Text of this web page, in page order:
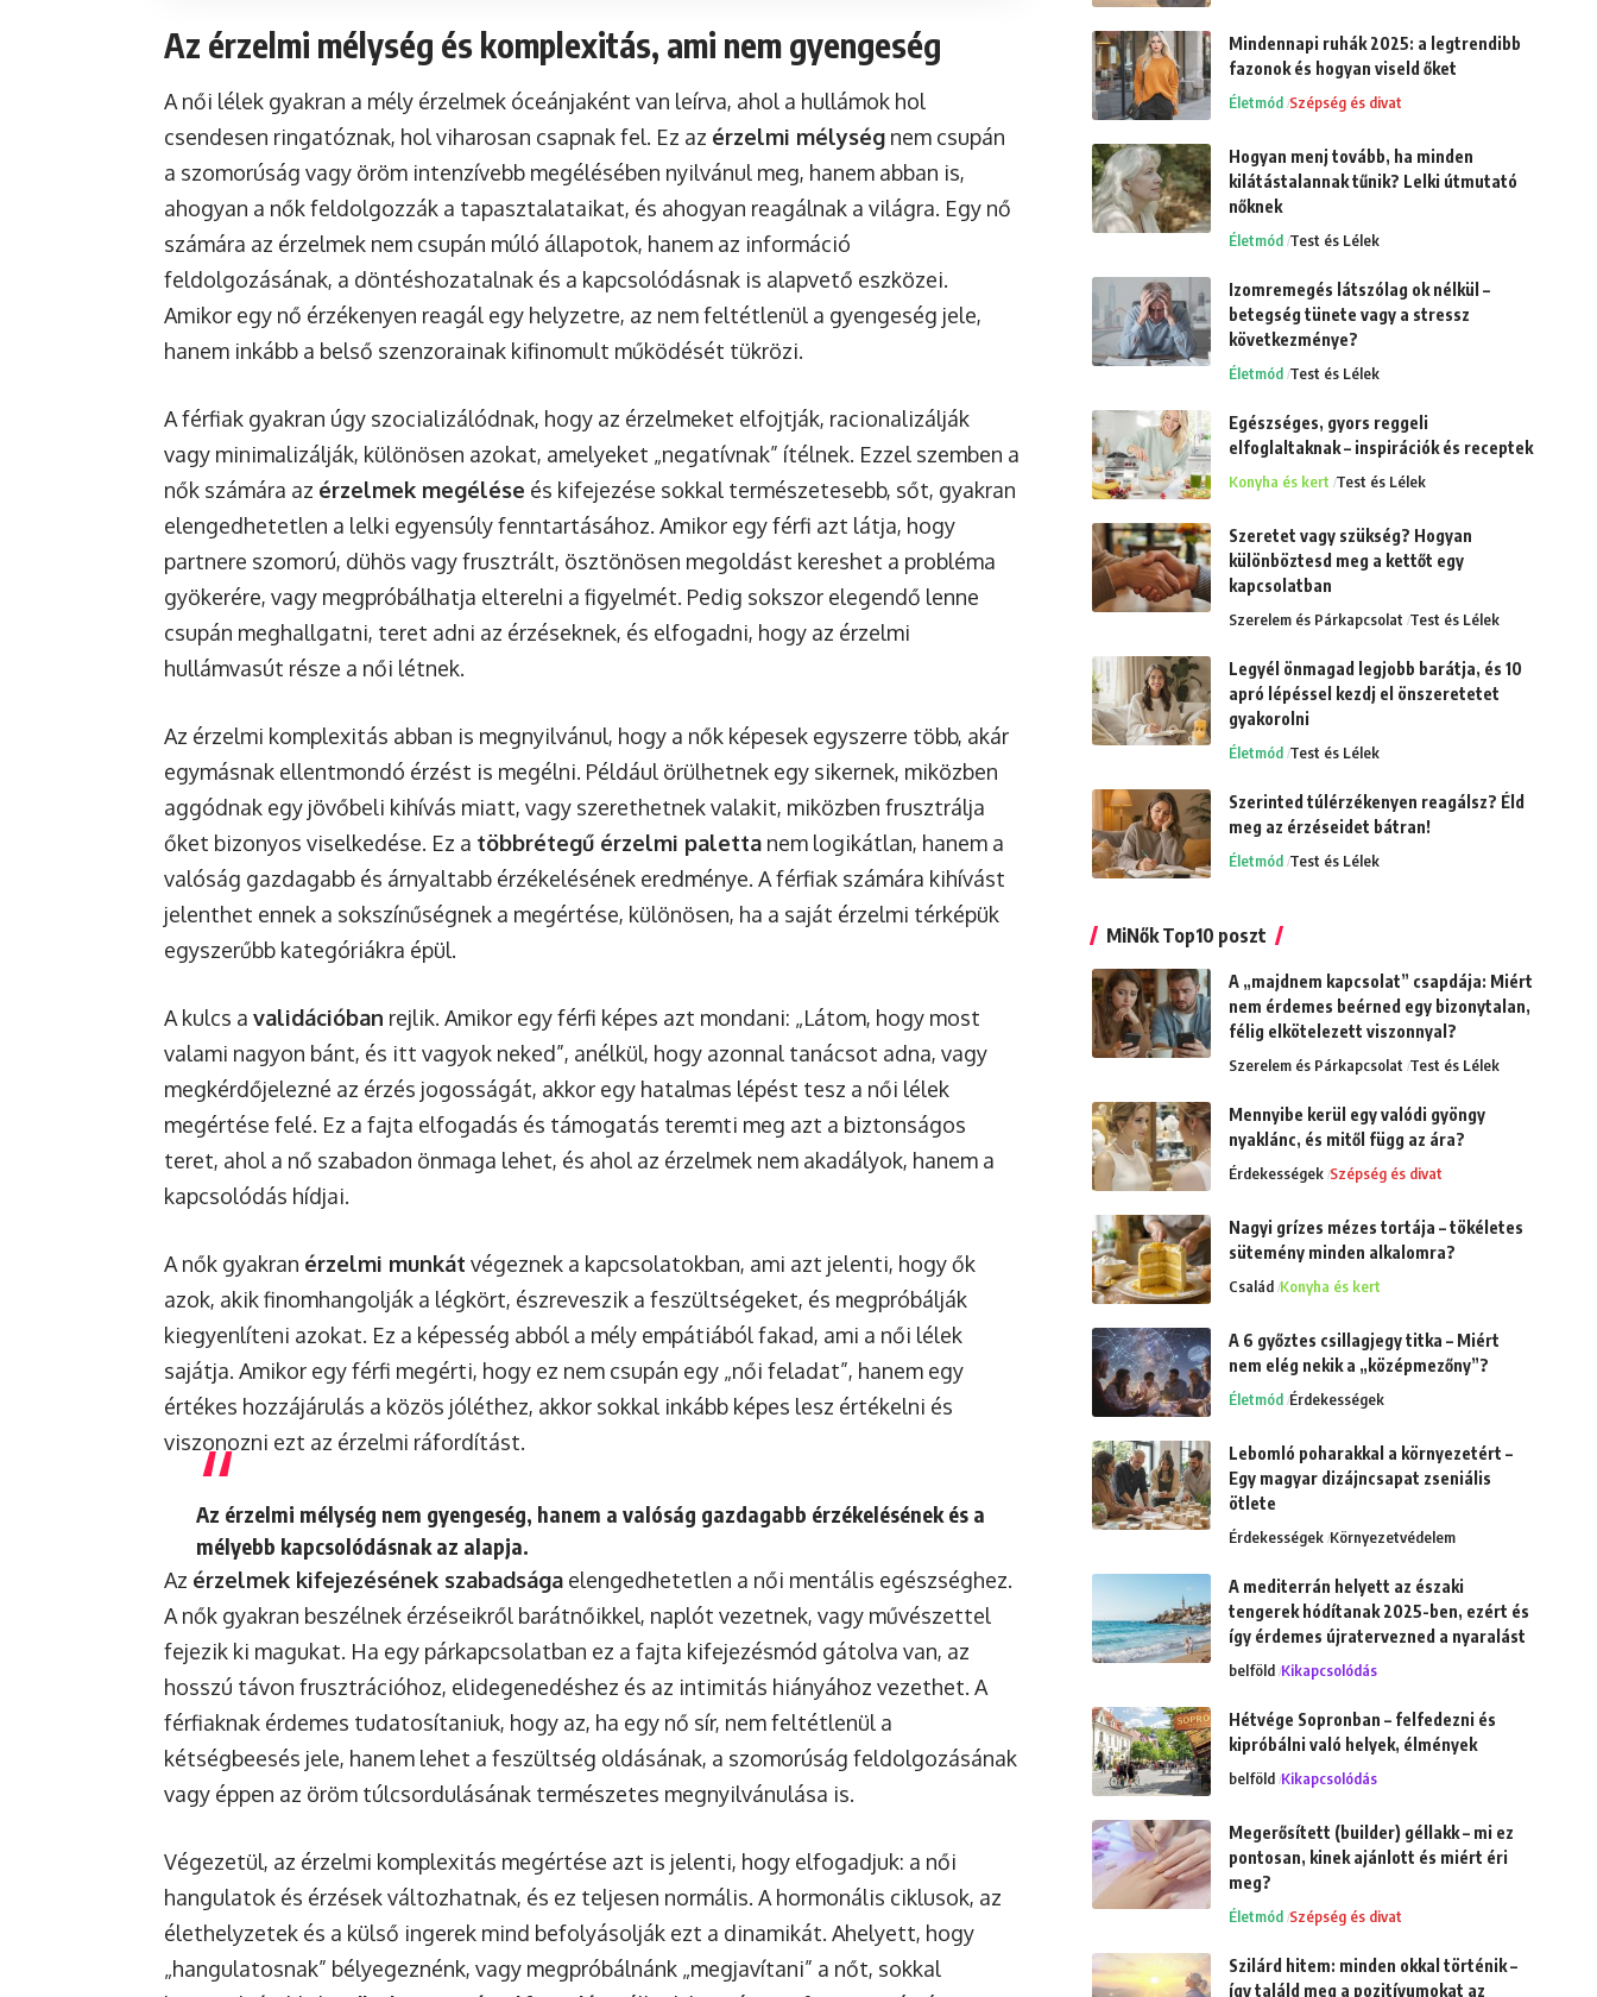
Az érzelmi mélység és komplexitás, ami nem gyengeség
A női lélek gyakran a mély érzelmek óceánjaként van leírva, ahol a hullámok hol
csendesen ringatóznak, hol viharosan csapnak fel. Ez az érzelmi mélység nem csupán
a szomorúság vagy öröm intenzívebb megélésében nyilvánul meg, hanem abban is,
ahogyan a nők feldolgozzák a tapasztalataikat, és ahogyan reagálnak a világra. Egy nő
számára az érzelmek nem csupán múló állapotok, hanem az információ
feldolgozásának, a döntéshozatalnak és a kapcsolódásnak is alapvető eszközei.
Amikor egy nő érzékenyen reagál egy helyzetre, az nem feltétlenül a gyengeség jele,
hanem inkább a belső szenzorainak kifinomult működését tükrözi.
A férfiak gyakran úgy szocializálódnak, hogy az érzelmeket elfojtják, racionalizálják
vagy minimalizálják, különösen azokat, amelyeket „negatívnak” ítélnek. Ezzel szemben a
nők számára az érzelmek megélése és kifejezése sokkal természetesebb, sőt, gyakran
elengedhetetlen a lelki egyensúly fenntartásához. Amikor egy férfi azt látja, hogy
partnere szomorú, dühös vagy frusztrált, ösztönösen megoldást kereshet a probléma
gyökerére, vagy megpróbálhatja elterelni a figyelmét. Pedig sokszor elegendő lenne
csupán meghallgatni, teret adni az érzéseknek, és elfogadni, hogy az érzelmi
hullámvasút része a női létnek.
Az érzelmi komplexitás abban is megnyilvánul, hogy a nők képesek egyszerre több, akár
egymásnak ellentmondó érzést is megélni. Például örülhetnek egy sikernek, miközben
aggódnak egy jövőbeli kihívás miatt, vagy szerethetnek valakit, miközben frusztrálja
őket bizonyos viselkedése. Ez a többrétegű érzelmi paletta nem logikátlan, hanem a
valóság gazdagabb és árnyaltabb érzékelésének eredménye. A férfiak számára kihívást
jelenthet ennek a sokszínűségnek a megértése, különösen, ha a saját érzelmi térképük
egyszerűbb kategóriákra épül.
A kulcs a validációban rejlik. Amikor egy férfi képes azt mondani: „Látom, hogy most
valami nagyon bánt, és itt vagyok neked”, anélkül, hogy azonnal tanácsot adna, vagy
megkérdőjelezné az érzés jogosságát, akkor egy hatalmas lépést tesz a női lélek
megértése felé. Ez a fajta elfogadás és támogatás teremti meg azt a biztonságos
teret, ahol a nő szabadon önmaga lehet, és ahol az érzelmek nem akadályok, hanem a
kapcsolódás hídjai.
A nők gyakran érzelmi munkát végeznek a kapcsolatokban, ami azt jelenti, hogy ők
azok, akik finomhangolják a légkört, észreveszik a feszültségeket, és megpróbálják
kiegyenlíteni azokat. Ez a képesség abból a mély empátiából fakad, ami a női lélek
sajátja. Amikor egy férfi megérti, hogy ez nem csupán egy „női feladat”, hanem egy
értékes hozzájárulás a közös jóléthez, akkor sokkal inkább képes lesz értékelni és
viszonozni ezt az érzelmi ráfordítást.
Az érzelmi mélység nem gyengeség, hanem a valóság gazdagabb érzékelésének és a
mélyebb kapcsolódásnak az alapja.
Az érzelmek kifejezésének szabadsága elengedhetetlen a női mentális egészséghez.
A nők gyakran beszélnek érzéseikről barátnőikkel, naplót vezetnek, vagy művészettel
fejezik ki magukat. Ha egy párkapcsolatban ez a fajta kifejezésmód gátolva van, az
hosszú távon frusztrációhoz, elidegenedéshez és az intimitás hiányához vezethet. A
férfiaknak érdemes tudatosítaniuk, hogy az, ha egy nő sír, nem feltétlenül a
kétségbeesés jele, hanem lehet a feszültség oldásának, a szomorúság feldolgozásának
vagy éppen az öröm túlcsordulásának természetes megnyilvánulása is.
Végezetül, az érzelmi komplexitás megértése azt is jelenti, hogy elfogadjuk: a női
hangulatok és érzések változhatnak, és ez teljesen normális. A hormonális ciklusok, az
élethelyzetek és a külső ingerek mind befolyásolják ezt a dinamikát. Ahelyett, hogy
„hangulatosnak” bélyegeznénk, vagy megpróbálnánk „megjavítani” a nőt, sokkal
Mindennapi ruhák 2025: a legtrendibb
fazonok és hogyan viseld őket
Életmód Szépség és divat
Hogyan menj tovább, ha minden
kilátástalannak tűnik? Lelki útmutató
nőknek
Életmód Test és Lélek
Izomremegés látszólag ok nélkül –
betegség tünete vagy a stressz
következménye?
Életmód Test és Lélek
Egészséges, gyors reggeli
elfoglaltaknak – inspirációk és receptek
Konyha és kert Test és Lélek
Szeretet vagy szükség? Hogyan
különböztesd meg a kettőt egy
kapcsolatban
Szerelem és Párkapcsolat Test és Lélek
Legyél önmagad legjobb barátja, és 10
apró lépéssel kezdj el önszeretetet
gyakorolni
Életmód Test és Lélek
Szerinted túlérzékenyen reagálsz? Éld
meg az érzéseidet bátran!
Életmód Test és Lélek
MiNők Top10 poszt
A „majdnem kapcsolat” csapdája: Miért
nem érdemes beérned egy bizonytalan,
félig elkötelezett viszonnyal?
Szerelem és Párkapcsolat Test és Lélek
Mennyibe kerül egy valódi gyöngy
nyaklánc, és mitől függ az ára?
Érdekességek Szépség és divat
Nagyi grízes mézes tortája – tökéletes
sütemény minden alkalomra?
Család Konyha és kert
A 6 győztes csillagjegy titka – Miért
nem elég nekik a „középmezőny”?
Életmód Érdekességek
Lebomló poharakkal a környezetért –
Egy magyar dizájncsapat zseniális
ötlete
Érdekességek Környezetvédelem
A mediterrán helyett az északi
tengerek hódítanak 2025-ben, ezért és
így érdemes újratervezned a nyaralást
belföld Kikapcsolódás
Hétvége Sopronban – felfedezni és
kipróbálni való helyek, élmények
belföld Kikapcsolódás
Megerősített (builder) géllakk – mi ez
pontosan, kinek ajánlott és miért éri
meg?
Életmód Szépség és divat
Szilárd hitem: minden okkal történik –
így találd meg a pozitívumokat az